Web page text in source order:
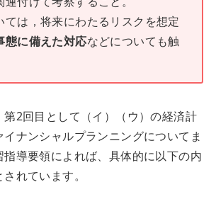
ては，将来にわたるリスクを想定
態に備えた対応などについても触
2回目として（イ）（ウ）の経済計
ナンシャルプランニングについてま
指導要領によれば、具体的に以下の内
れています。